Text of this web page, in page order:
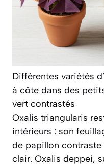
Différentes variétés
à côte dans des
vert contrastés
Oxalis triangularis
intérieurs : son
de papillon contraste
clair. Oxalis deppei,